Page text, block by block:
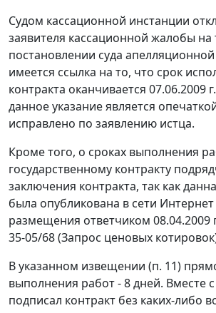
Судом кассационной инстанции
заявителя кассационной жалобы на
постановлении суда
имеется ссылка на то, что срок
контракта оканчивается 07.06.2009
данное указание является
исправлено по заявлению истца.
Кроме того, о сроках выполнения
государственному контракту
заключения контракта, так как
была опубликована в сети
размещения ответчиком 08.04.2009
35-05/68 (Запрос ценовых
В указанном извещении (п. 11)
выполнения работ - 8 дней. Вместе
подписал контракт без каких-либо